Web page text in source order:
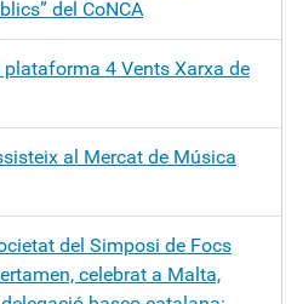
del CoNCA
plataforma 4 Vents Xarxa de
al Mercat de Música
del Simposi de Focs
celebrat a Malta,